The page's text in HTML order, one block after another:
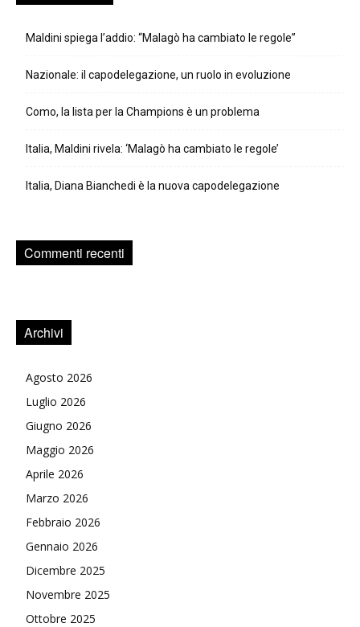
Maldini spiega l’addio: “Malagò ha cambiato le regole”
Nazionale: il capodelegazione, un ruolo in evoluzione
Como, la lista per la Champions è un problema
Italia, Maldini rivela: ‘Malagò ha cambiato le regole’
Italia, Diana Bianchedi è la nuova capodelegazione
Commenti recenti
Archivi
Agosto 2026
Luglio 2026
Giugno 2026
Maggio 2026
Aprile 2026
Marzo 2026
Febbraio 2026
Gennaio 2026
Dicembre 2025
Novembre 2025
Ottobre 2025